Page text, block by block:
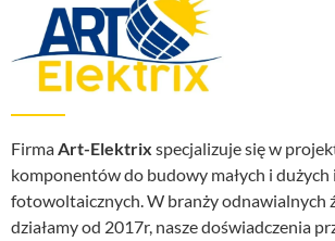
FirmaArt-Elektrix specjalizuje się w
komponentów do budowy małych i dużych
fotowoltaicznych. W branży odnawialnych
działamy od 2017r, nasze doświadczenia